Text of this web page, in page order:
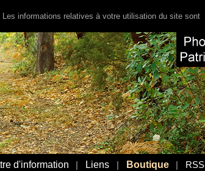
d'information Liens Boutique RSS
informations relatives à votre utilisation du site sont